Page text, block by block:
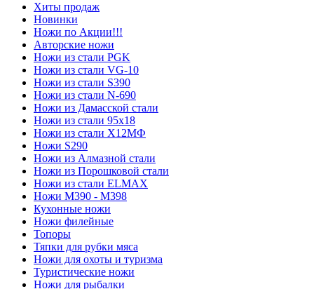
Хиты продаж
Новинки
Ножи по Акции!!!
Авторские ножи
Ножи из стали PGK
Ножи из стали VG-10
Ножи из стали S390
Ножи из стали N-690
Ножи из Дамасской стали
Ножи из стали 95х18
Ножи из стали Х12МФ
Ножи S290
Ножи из Алмазной стали
Ножи из Порошковой стали
Ножи из стали ELMAX
Ножи М390 - М398
Кухонные ножи
Ножи филейные
Топоры
Тяпки для рубки мяса
Ножи для охоты и туризма
Туристические ножи
Ножи для рыбалки